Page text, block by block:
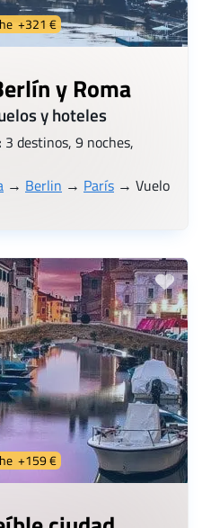
+321 €
y Roma
y hoteles
3 destinos, 9 noches,
→ Berlin → París → Vuelo
+159 €